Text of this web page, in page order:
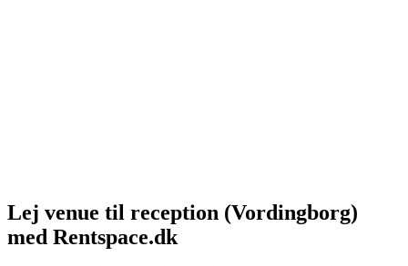
Lej venue til reception (Vordingborg)
med Rentspace.dk